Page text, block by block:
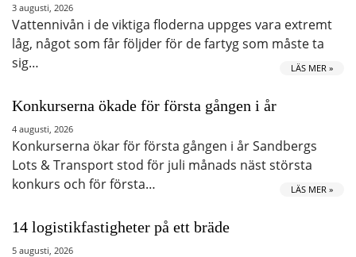
3 augusti, 2026
Vattennivån i de viktiga floderna uppges vara extremt
låg, något som får följder för de fartyg som måste ta
sig…
LÄS MER »
Konkurserna ökade för första gången i år
4 augusti, 2026
Konkurserna ökar för första gången i år Sandbergs
Lots & Transport stod för juli månads näst största
konkurs och för första…
LÄS MER »
14 logistikfastigheter på ett bräde
5 augusti, 2026